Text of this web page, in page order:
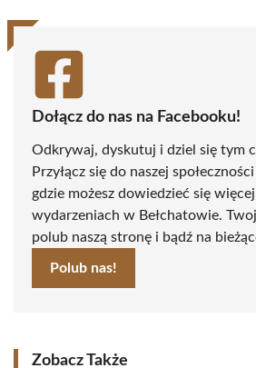
Dołącz do nas na Facebooku!
Odkrywaj, dyskutuj i dziel się tym
Przyłącz się do naszej
gdzie możesz dowiedzieć się
wydarzeniach w Bełchatowie.
polub naszą stronę i bądź na
Polub nas!
Zobacz Także